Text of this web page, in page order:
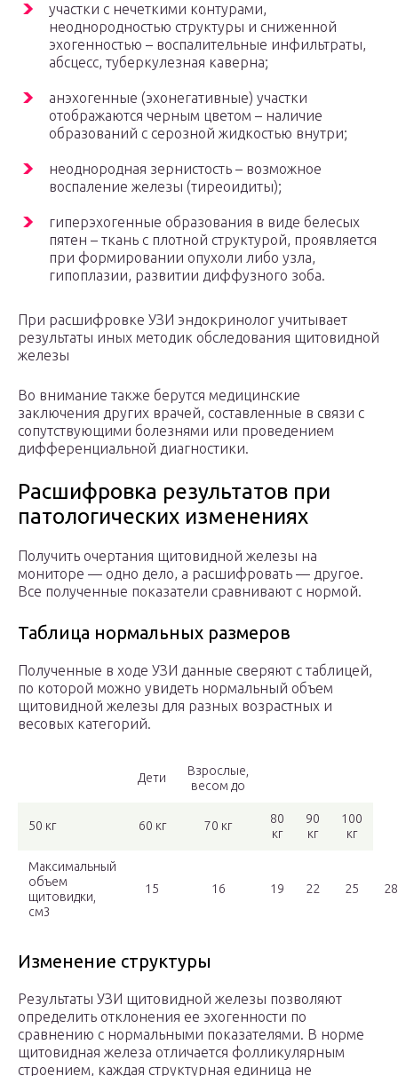
участки с нечеткими контурами,
неоднородностью структуры и сниженной
эхогенностью – воспалительные инфильтраты,
абсцесс, туберкулезная каверна;
анэхогенные (эхонегативные) участки
отображаются черным цветом – наличие
образований с серозной жидкостью внутри;
неоднородная зернистость – возможное
воспаление железы (тиреоидиты);
гиперэхогенные образования в виде белесых
пятен – ткань с плотной структурой, проявляется
при формировании опухоли либо узла,
гипоплазии, развитии диффузного зоба.
При расшифровке УЗИ эндокринолог учитывает
результаты иных методик обследования щитовидной
железы
Во внимание также берутся медицинские
заключения других врачей, составленные в связи с
сопутствующими болезнями или проведением
дифференциальной диагностики.
Расшифровка результатов при
патологических изменениях
Получить очертания щитовидной железы на
мониторе — одно дело, а расшифровать — другое.
Все полученные показатели сравнивают с нормой.
Таблица нормальных размеров
Полученные в ходе УЗИ данные сверяют с таблицей,
по которой можно увидеть нормальный объем
щитовидной железы для разных возрастных и
весовых категорий.
Дети
Взрослые,
весом до
50 кг 60 кг 70 кг
80
кг
90
кг
100
кг
Максимальный
объем
щитовидки,
см3
15 16 19 22 25 28
Изменение структуры
Результаты УЗИ щитовидной железы позволяют
определить отклонения ее эхогенности по
сравнению с нормальными показателями. В норме
щитовидная железа отличается фолликулярным
строением, каждая структурная единица не